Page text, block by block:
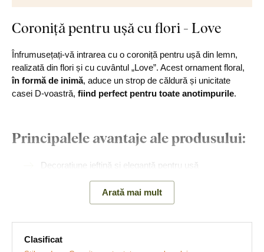
Coroniță pentru ușă cu flori - Love
Înfrumusețați-vă intrarea cu o coroniță pentru ușă din lemn,
realizată din flori și cu cuvântul „Love”. Acest ornament floral,
în formă de inimă, aduce un strop de căldură și unicitate
casei D-voastră, fiind perfect pentru toate anotimpurile.
Principalele avantaje ale produsului:
Decorațiune ieftină și elegantă pentru ușă
Arată mai mult
Clasificat